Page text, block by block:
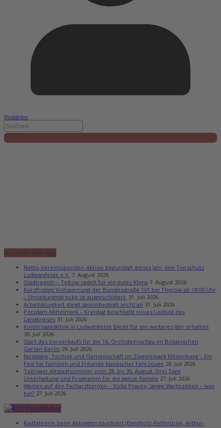
Redaktion
Neueste Beiträge
Netto-Vereinsspenden-Aktion begünstigt dieses Jahr den Tierschutz
Ludwigsfelde e.V. 7. August 2026
Stadtradeln – Teltow radelt für ein gutes Klima 7. August 2026
Kurzfristige Vollsperrung der Bundesstraße 101 bei Thyrow ab 18:00 Uhr
– Umleitungsstrecke ist ausgeschildert 31. Juli 2026
Arbeitslosigkeit steigt saisonbedingt leicht an 31. Juli 2026
Potsdam-Mittelmark – Kreistag beschließt neues Leitbild des
Landkreises 31. Juli 2026
Kindertagesklinik in Ludwigsfelde bleibt für ein weiteres Jahr erhalten
30. Juli 2026
Start des Vorverkaufs für die 16. Orchideenschau im Botanischen
Garten Berlin 29. Juli 2026
Nostalgie, Technik und Gemeinschaft im Ziegeleipark Mildenberg – Ein
Fest für Familien und Freunde klassischer Fahrzeuge 28. Juli 2026
Teltower Altstadtsommer vom 28. bis 30. August: Drei Tage
Unterhaltung und Programm für die ganze Familie 27. Juli 2026
Warten auf den Facharzttermin – Volle Praxen, lange Wartezeiten – was
tun? 27. Juli 2026
Polizeiticker
Radfahrerin beim Abbiegen touchiert (Bergholz-Rehbrücke, Arthur-